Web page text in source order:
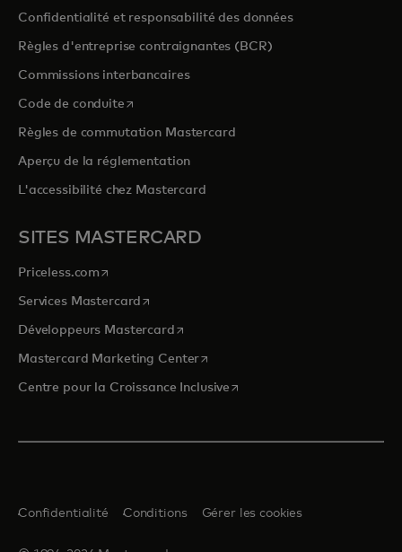
Confidentialité et responsabilité des données
Règles d'entreprise contraignantes (BCR)
Commissions interbancaires
Code de conduites’ouvre dans un nouvel onglet
Règles de commutation Mastercard
Aperçu de la réglementation
L'accessibilité chez Mastercard
SITES MASTERCARD
Priceless.com s’ouvre dans un nouvel onglet
Services Mastercard s’ouvre dans un nouvel onglet
Développeurs Mastercards’ouvre dans un nouvel onglet
Mastercard Marketing Centers’ouvre dans un nouvel onglet
Centre pour la Croissance Inclusive s’ouvre dans un nouvel
Confidentialité Conditions Gérer les cookies